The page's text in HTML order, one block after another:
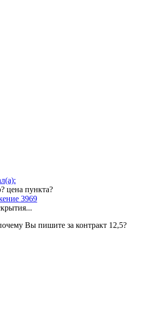
цена пункта?
3969
Вы пишите за контракт 12,5?